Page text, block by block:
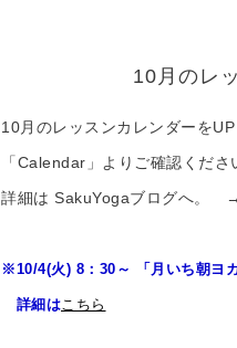
10月のレ
10月のレッスンカレンダーをUP
「Calendar」よりご確認くださ
詳細は SakuYogaブログへ。
※10/4(火) 8：30～ 「月いち朝ヨ
詳細はこちら